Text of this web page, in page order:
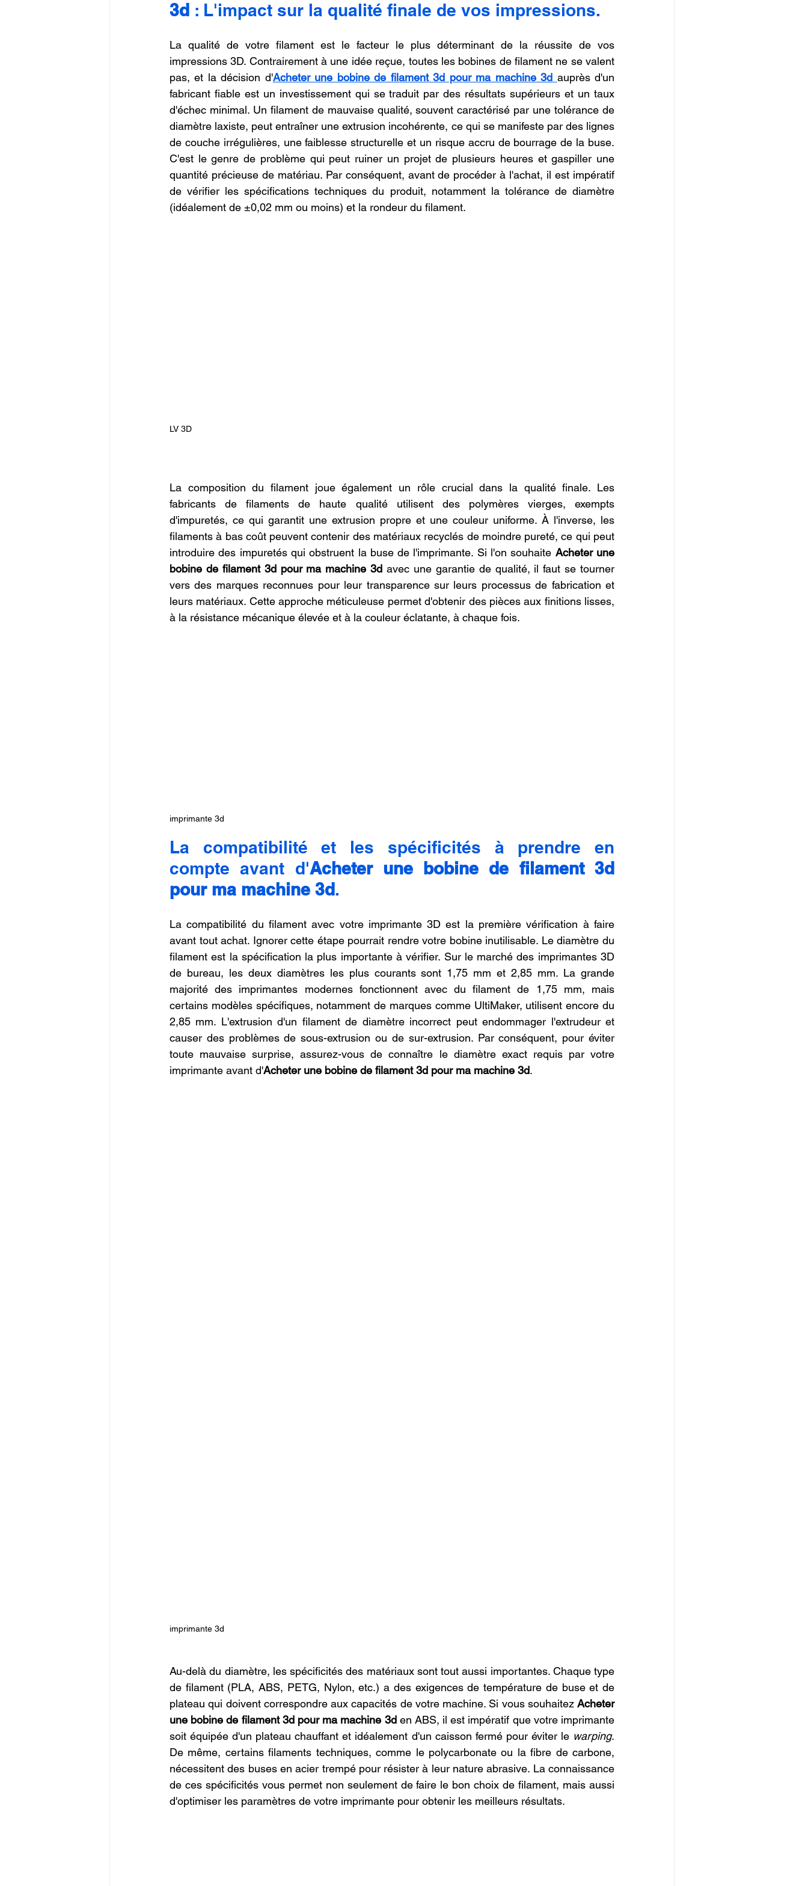
Commerce en Franchise concession LV3D Franchise LV3D Formation 3D QUALIOPI
CREALITY SPARKX i7 Color Combo Bambu Lab X2D SNAPMAKER U1
3d : L'impact sur la qualité finale de vos impressions.
La qualité de votre filament est le facteur le plus déterminant de la réussite de vos
impressions 3D. Contrairement à une idée reçue, toutes les bobines de filament ne se valent
pas, et la décision d'Acheter une bobine de filament 3d pour ma machine 3d auprès d'un
fabricant fiable est un investissement qui se traduit par des résultats supérieurs et un taux
d'échec minimal. Un filament de mauvaise qualité, souvent caractérisé par une tolérance de
diamètre laxiste, peut entraîner une extrusion incohérente, ce qui se manifeste par des lignes
de couche irrégulières, une faiblesse structurelle et un risque accru de bourrage de la buse.
C'est le genre de problème qui peut ruiner un projet de plusieurs heures et gaspiller une
quantité précieuse de matériau. Par conséquent, avant de procéder à l'achat, il est impératif
de vérifier les spécifications techniques du produit, notamment la tolérance de diamètre
(idéalement de ±0,02 mm ou moins) et la rondeur du filament.
LV 3D
La composition du filament joue également un rôle crucial dans la qualité finale. Les
fabricants de filaments de haute qualité utilisent des polymères vierges, exempts
d'impuretés, ce qui garantit une extrusion propre et une couleur uniforme. À l'inverse, les
filaments à bas coût peuvent contenir des matériaux recyclés de moindre pureté, ce qui peut
introduire des impuretés qui obstruent la buse de l'imprimante. Si l'on souhaite Acheter une
bobine de filament 3d pour ma machine 3d avec une garantie de qualité, il faut se tourner
vers des marques reconnues pour leur transparence sur leurs processus de fabrication et
leurs matériaux. Cette approche méticuleuse permet d'obtenir des pièces aux finitions lisses,
à la résistance mécanique élevée et à la couleur éclatante, à chaque fois.
imprimante 3d
La compatibilité et les spécificités à prendre en
compte avant d'Acheter une bobine de filament 3d
pour ma machine 3d.
La compatibilité du filament avec votre imprimante 3D est la première vérification à faire
avant tout achat. Ignorer cette étape pourrait rendre votre bobine inutilisable. Le diamètre du
filament est la spécification la plus importante à vérifier. Sur le marché des imprimantes 3D
de bureau, les deux diamètres les plus courants sont 1,75 mm et 2,85 mm. La grande
majorité des imprimantes modernes fonctionnent avec du filament de 1,75 mm, mais
certains modèles spécifiques, notamment de marques comme UltiMaker, utilisent encore du
2,85 mm. L'extrusion d'un filament de diamètre incorrect peut endommager l'extrudeur et
causer des problèmes de sous-extrusion ou de sur-extrusion. Par conséquent, pour éviter
toute mauvaise surprise, assurez-vous de connaître le diamètre exact requis par votre
imprimante avant d'Acheter une bobine de filament 3d pour ma machine 3d.
imprimante 3d
Au-delà du diamètre, les spécificités des matériaux sont tout aussi importantes. Chaque type
de filament (PLA, ABS, PETG, Nylon, etc.) a des exigences de température de buse et de
plateau qui doivent correspondre aux capacités de votre machine. Si vous souhaitez Acheter
une bobine de filament 3d pour ma machine 3d en ABS, il est impératif que votre imprimante
soit équipée d'un plateau chauffant et idéalement d'un caisson fermé pour éviter le warping.
De même, certains filaments techniques, comme le polycarbonate ou la fibre de carbone,
nécessitent des buses en acier trempé pour résister à leur nature abrasive. La connaissance
de ces spécificités vous permet non seulement de faire le bon choix de filament, mais aussi
d'optimiser les paramètres de votre imprimante pour obtenir les meilleurs résultats.